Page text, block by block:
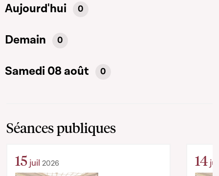
Aujourd'hui 0
Demain 0
Samedi 08 août 0
Séances publiques
15 juil 2026 14